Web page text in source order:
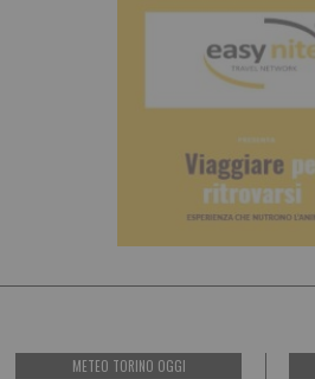
METEO TORINO OGGI